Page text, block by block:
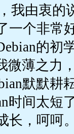
我由衷的
一个非常
的初
微薄之力
默默耕
间太短
长，呵呵